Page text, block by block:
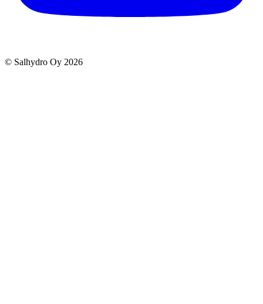
© Salhydro Oy 2026